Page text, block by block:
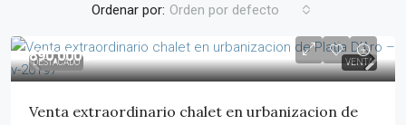
Ordenar por: Orden por defecto
DESTACADO VENTA
890,000€
Venta extraordinario chalet en urbanizacion de